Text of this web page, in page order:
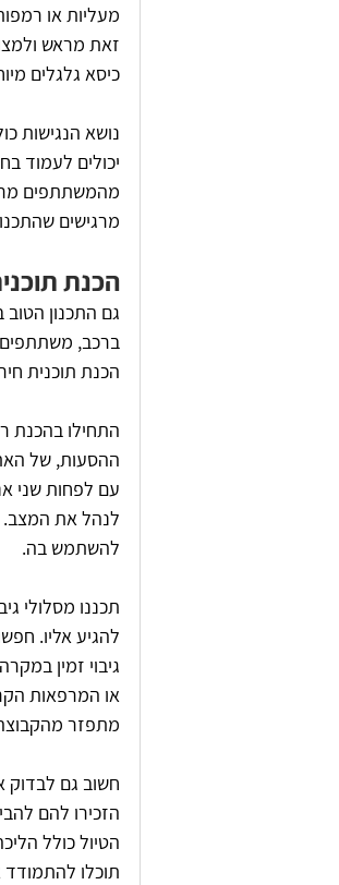
מעליות או
זאת מראש
כיסא גלגלים
נושא הנגישות
יכולים לעמוד
מהמשתתפים
מרגישים
הכנת
גם התכנון
ברכב, משתתפים
הכנת תוכנית
התחילו בהכנת
ההסעות, של
עם לפחות שני
לנהל את המצב.
להשתמש בה.
תכננו מסלולי
להגיע אליו.
גיבוי זמין
או המרפאות
מתפזר
חשוב גם לבדוק
הזכירו להם
הטיול כולל
תוכלו להתמודד